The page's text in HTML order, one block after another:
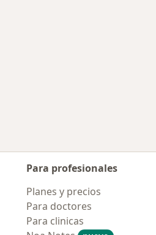
ciudad
Para profesionales
Planes y precios
Para doctores
Para clinicas